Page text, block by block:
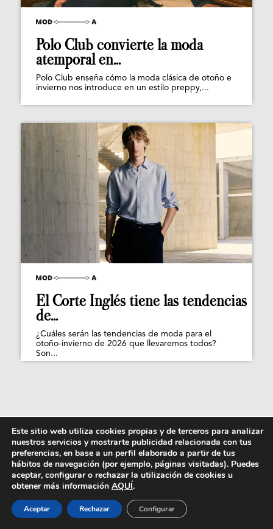
Polo Club convierte la moda
atemporal en...
Polo Club enseña cómo la moda clásica de otoño e
invierno nos introduce en un estilo preppy,...
El Corte Inglés tiene las tendencias
de...
¿Cuáles serán las tendencias de moda para el
otoño-invierno de 2026 que llevaremos todos?
Son...
Este sitio web utiliza cookies propias y de terceros para analizar
nuestros servicios y mostrarte publicidad relacionada con tus
preferencias, en base a un perfil elaborado a partir de tus
hábitos de navegación (por ejemplo, páginas visitadas). Puedes
aceptar, configurar o rechazar la utilización de cookies u
obtener más información AQUÍ.
Aceptar Rechazar Configurar